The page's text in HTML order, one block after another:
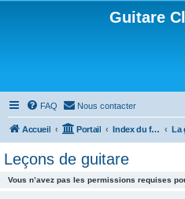
Guitare
FAQ Nous contacter
Accueil Portail Index du forum
Leçons de guitare
Vous n’avez pas les permissions requises